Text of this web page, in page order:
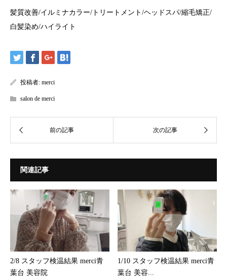
髪質改善/イルミナカラー/ トリートメント /ヘッドスパ/縮毛矯正/
白髪染め/ハイライト
投稿者: merci
salon de merci
関連記事
2/8 スタッフ検温結果 merci青
葉台 美容院
1/10 スタッフ検温結果 merci青
葉台 美容...